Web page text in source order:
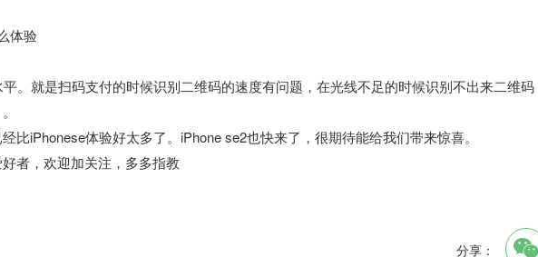
。就是扫码支付的时候识别二维码的速度有问题，在光线不足的时候识别不出来二维码
比iPhonese体验好太多了。iPhone se2也快来了，很期待能给我们带来惊喜。
者，欢迎加关注，多多指教
分享：